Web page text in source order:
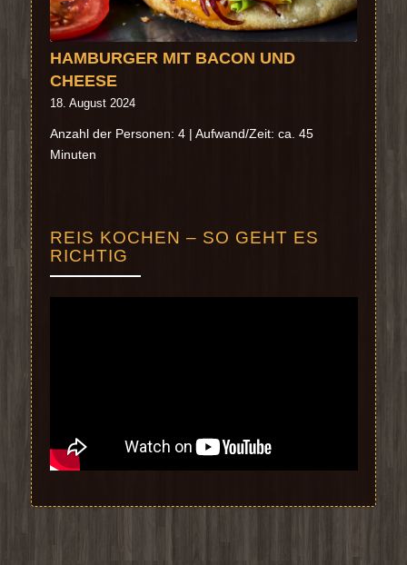
HAMBURGER MIT BACON UND
CHEESE
18. August 2024
Anzahl der Personen: 4 | Aufwand/Zeit: ca. 45
Minuten
SCHWEINEBRATEN
18. August 2024
Anzahl der Personen: 3 | Aufwand/Zeit: ca. 90
Minuten
RICHTIG